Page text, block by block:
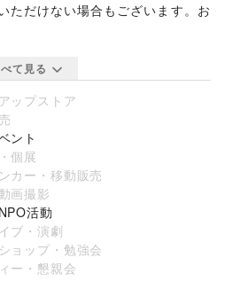
ただけない場合もございます。お
立地
ぶコンコース上での出店で、通
画です。
ア
関口として、国内外の観光客が多
空間
ご年配の方まで、多様なターゲッ
のPR、季節限定の販売など、柔
て見る
ップストア
ント
個展
カー・移動販売
画撮影
活動
ブ・演劇
ョップ・勉強会
ー・懇親会